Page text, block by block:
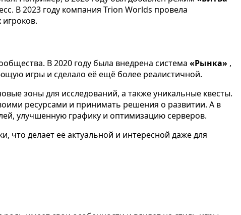
В 2023 году компания Trion Worlds провела
В 2020 году была внедрена система «Рынка» ,
игры и сделало её ещё более реалистичной.
зоны для исследований, а также уникальные квесты.
ресурсами и принимать решения о развитии. А в
улучшенную графику и оптимизацию серверов.
что делает её актуальной и интересной даже для